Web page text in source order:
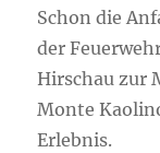
Schon die
der
Hirschau zur
Monte
Erlebnis.